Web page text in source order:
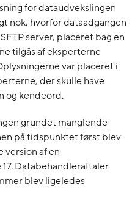
for dataudvekslingen
nok, hvorfor dataadgangen
server, placeret bag en
tilgås af eksperterne
var placeret i
der skulle have
og kendeord.
grundet manglende
på tidspunktet først blev
version af en
Databehandleraftaler
blev ligeledes